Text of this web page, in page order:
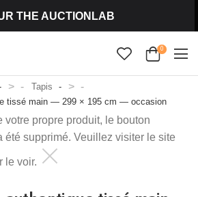
THE AUCTIONLAB
0
> Tapis >
tissé main — 299 × 195 cm — occasion
votre propre produit, le bouton
été supprimé. Veuillez visiter le site
le voir.